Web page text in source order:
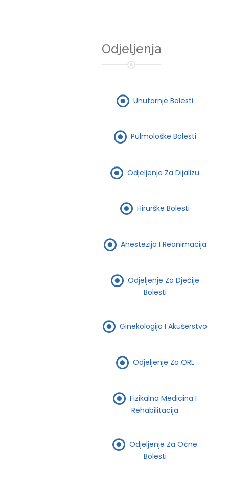
Odjeljenja
Unutarnje Bolesti
Pulmološke Bolesti
Odjeljenje Za Dijalizu
Hirurške Bolesti
Anestezija I Reanimacija
Odjeljenje Za Dječije
Bolesti
Ginekologija I Akušerstvo
Odjeljenje Za ORL
Fizikalna Medicina I
Rehabilitacija
Odjeljenje Za Očne
Bolesti